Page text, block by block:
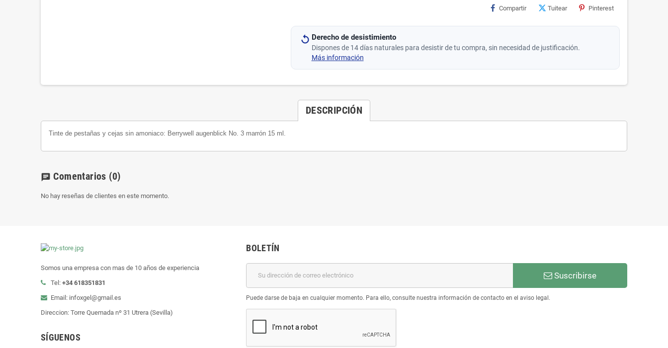
Compartir Tuitear Pinterest
Derecho de desistimiento
Dispones de 14 días naturales para desistir de tu compra, sin necesidad de justificación.
Más información
DESCRIPCIÓN
Tinte de pestañas y cejas sin amoniaco: Berrywell augenblick No. 3 marrón 15 ml.
chat Comentarios (0)
No hay reseñas de clientes en este momento.
Somos una empresa con mas de 10 años de experiencia
Tel: +34 618351831
Email: infoxgel@gmail.es
Direccion: Torre Quemada nº 31 Utrera (Sevilla)
SÍGUENOS
BOLETÍN
Suscribirse
Puede darse de baja en cualquier momento. Para ello, consulte nuestra información de contacto en el aviso legal.